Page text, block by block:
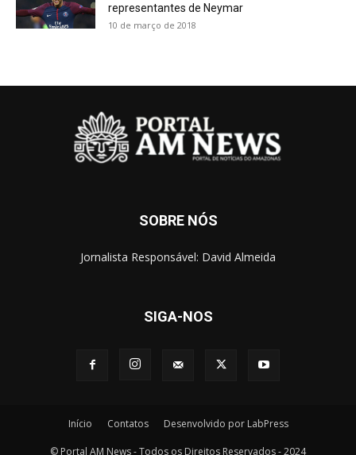
representantes de Neymar
10 de março de 2018
SOBRE NÓS
Jornalista Responsável: David Almeida
SIGA-NOS
Início Contatos Desenvolvido por LabPress
© Portal AM News - Todos os Direitos Reservados - 2024